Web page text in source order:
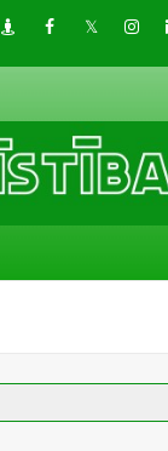
DraugiemFacebook
Twitter